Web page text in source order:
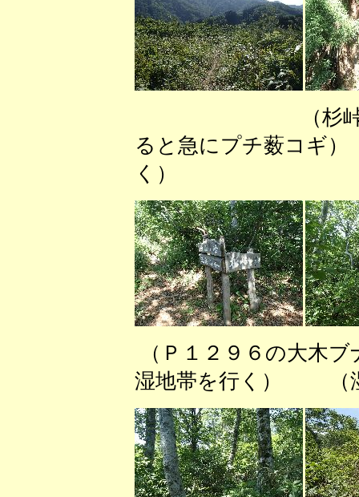
（杉峠）
ると急にプチ薮コギ）
く）
（Ｐ１２９６の大木
湿地帯を行く） （